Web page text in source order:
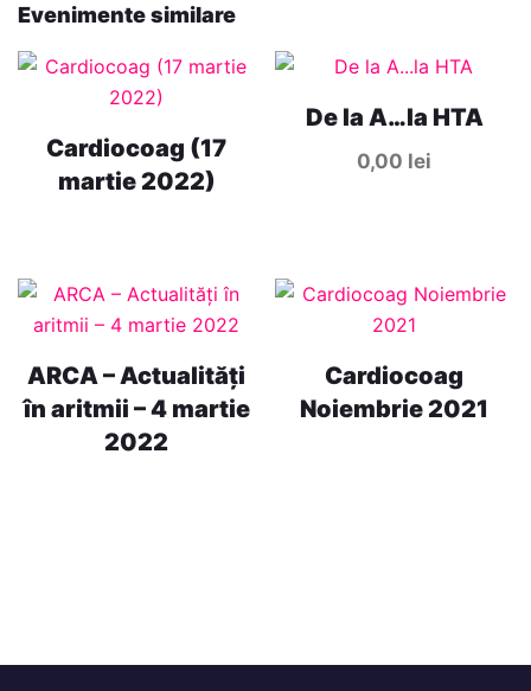
Evenimente similare
Cardiocoag (17
martie 2022)
De la A…la HTA
0,00 lei
ARCA – Actualități
în aritmii – 4 martie
2022
Cardiocoag
Noiembrie 2021